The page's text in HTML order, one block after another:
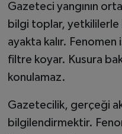
Gazeteci yangının
bilgi toplar, yetkililerle
ayakta kalır.
filtre koyar. Kusura
konulamaz.
Gazetecilik, gerçeği
bilgilendirmektir.